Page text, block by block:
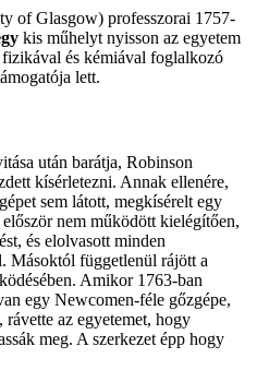
of Glasgow) professzorai 1757-
kis műhelyt nyisson az egyetem
és kémiával foglalkozó
lett.
után barátja, Robinson
kísérletezni. Annak ellenére,
sem látott, megkísérelt egy
nem működött kielégítően,
és elolvasott minden
Másoktól függetlenül rájött a
Amikor 1763-ban
egy Newcomen-féle gőzgépe,
az egyetemet, hogy
meg. A szerkezet épp hogy